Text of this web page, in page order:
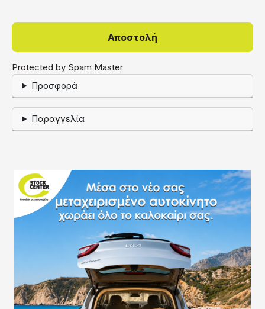
Protected by Spam Master
Προσφορά
Παραγγελία